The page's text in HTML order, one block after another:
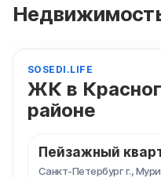
SOSEDI.LIFE
ЖК в
районе
Санкт-Петербург
Пейзажный
Санкт-Петербург г.,